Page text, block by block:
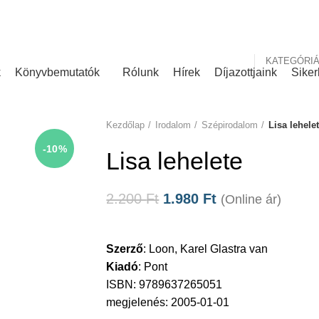
Könyvbemutatók Rólunk Hírek Díjazottjaink
-10%
Kezdőlap
Irodalom Szépirodalom Lisa
Lisa lehelete
2.200Ft 1.980 Ft (Online ár)
Szerző: Loon, Karel Glastra van
Kiadó: Pont
ISBN: 9789637265051
megjelenés: 2005-01-01